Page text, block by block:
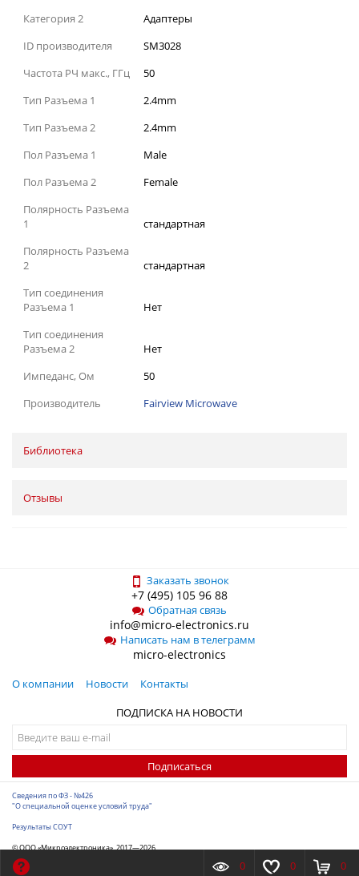
Категория 2
Адаптеры
ID производителя
SM3028
Частота РЧ макс., ГГц
50
Тип Разъема 1
2.4mm
Тип Разъема 2
2.4mm
Пол Разъема 1
Male
Пол Разъема 2
Female
Полярность Разъема
1
стандартная
Полярность Разъема
2
стандартная
Тип соединения
Разъема 1
Нет
Тип соединения
Разъема 2
Нет
Импеданс, Ом
50
Производитель
Fairview Microwave
Библиотека
Отзывы
Заказать звонок
+7 (495) 105 96 88
Обратная связь
info@micro-electronics.ru
Написать нам в телеграмм
micro-electronics
О компании Новости
Контакты
ПОДПИСКА НА НОВОСТИ
Подписаться
Сведения по ФЗ - №426
"О специальной оценке условий труда"
Результаты СОУТ
© ООО «Микроэлектроника», 2017—2026
Разработка сайта
0 0 0